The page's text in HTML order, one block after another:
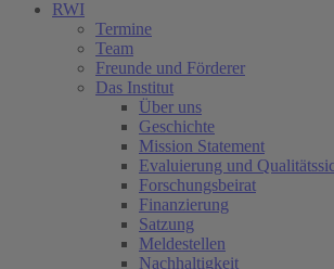
RWI
Termine
Team
Freunde und Förderer
Das Institut
Über uns
Geschichte
Mission Statement
Evaluierung und
Forschungsbeirat
Finanzierung
Satzung
Meldestellen
Nachhaltigkeit